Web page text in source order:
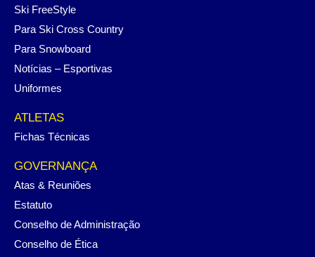
Ski FreeStyle
Para Ski Cross Country
Para Snowboard
Notícias – Esportivas
Uniformes
ATLETAS
Fichas Técnicas
GOVERNANÇA
Atas & Reuniões
Estatuto
Conselho de Administração
Conselho de Ética